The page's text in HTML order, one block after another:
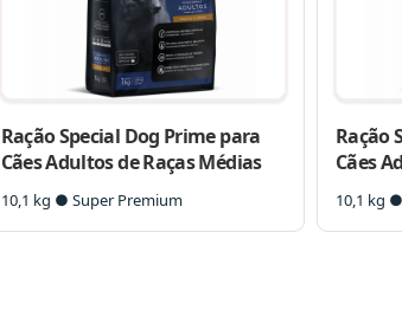
Ração Special Dog Prime para
Cães Adultos de Raças Médias
10,1 kg ● Super Premium
Ração
Cães
10,1 kg